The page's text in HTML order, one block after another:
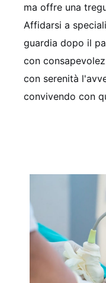
ma offre una
Affidarsi a
guardia dopo il
con
con serenità
convivendo con